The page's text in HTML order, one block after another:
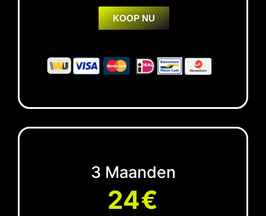
KOOP NU
3 Maanden
24€